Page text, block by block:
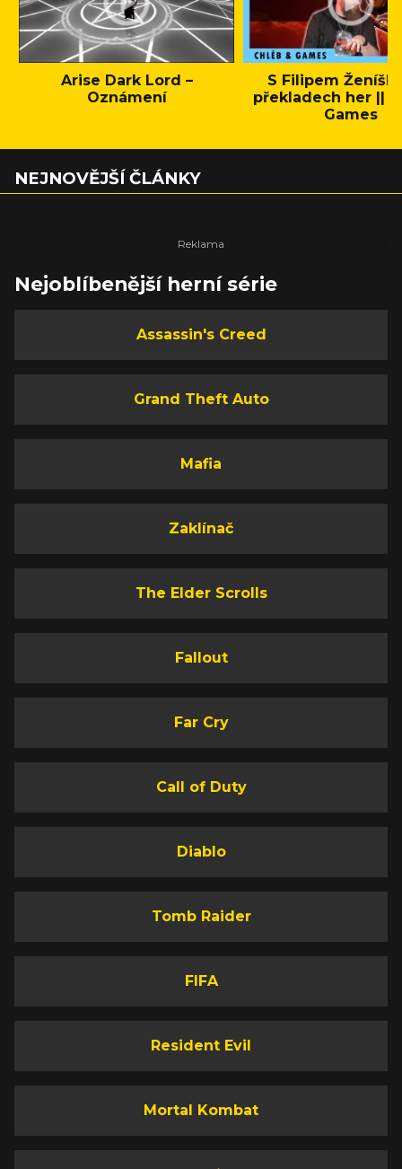
Arise Dark Lord –
Oznámení
S Filipem
překladech her ||
Games
NEJNOVĚJŠÍ ČLÁNKY
Nejoblíbenější herní série
Assassin's Creed
Grand Theft Auto
Mafia
Zaklínač
The Elder Scrolls
Fallout
Far Cry
Call of Duty
Diablo
Tomb Raider
FIFA
Resident Evil
Mortal Kombat